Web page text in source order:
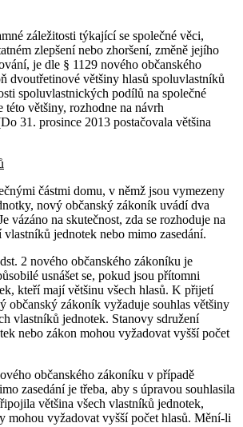
záležitosti týkající se společné věci,
zlepšení nebo zhoršení, změně jejího
je dle § 1129 nového občanského
dvoutřetinové většiny hlasů spoluvlastníků
spoluvlastnických podílů na společné
této většiny, rozhodne na návrh
31. prosince 2013 postačovala většina
částmi domu, v němž jsou vymezeny
nový občanský zákoník uvádí dva
vázáno na skutečnost, zda se rozhoduje na
vlastníků jednotek nebo mimo zasedání.
2 nového občanského zákoníku je
usnášet se, pokud jsou přítomni
kteří mají většinu všech hlasů. K přijetí
občanský zákoník vyžaduje souhlas většiny
vlastníků jednotek. Stanovy sdružení
nebo zákon mohou vyžadovat vyšší počet
občanského zákoníku v případě
zasedání je třeba, aby s úpravou souhlasila
většina všech vlastníků jednotek,
mohou vyžadovat vyšší počet hlasů. Mění-li